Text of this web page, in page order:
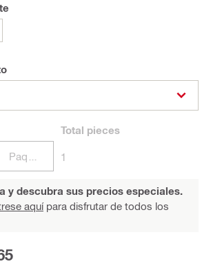
Total pieces
1
y descubra sus precios especiales.
aquípara disfrutar de todos los